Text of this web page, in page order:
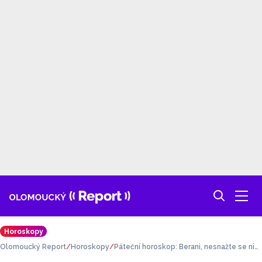
Horoskopy
Olomoucký Report
Horoskopy
Páteční horoskop: Berani, nesnažte se nic